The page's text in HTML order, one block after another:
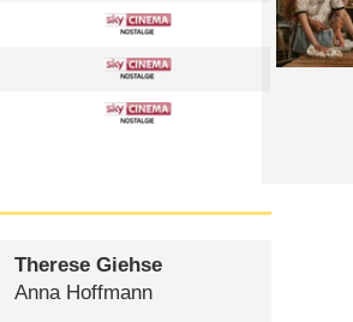
Therese Giehse
Anna Hoffmann